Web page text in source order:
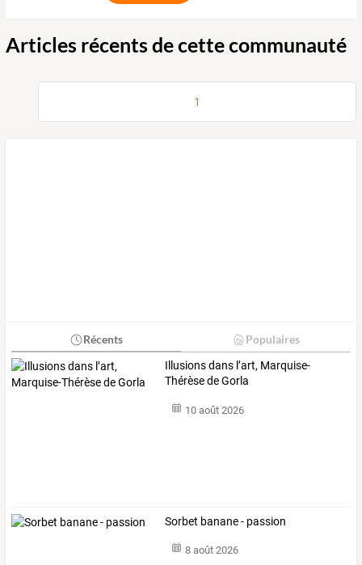
Articles récents de cette communauté
1
Récents Populaires
Illusions dans l’art, Marquise-
Thérèse de Gorla
10 août 2026
Sorbet banane - passion
8 août 2026